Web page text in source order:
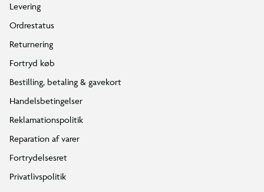
Levering
Ordrestatus
Returnering
Fortryd køb
Bestilling, betaling & gavekort
Handelsbetingelser
Reklamationspolitik
Reparation af varer
Fortrydelsesret
Privatlivspolitik